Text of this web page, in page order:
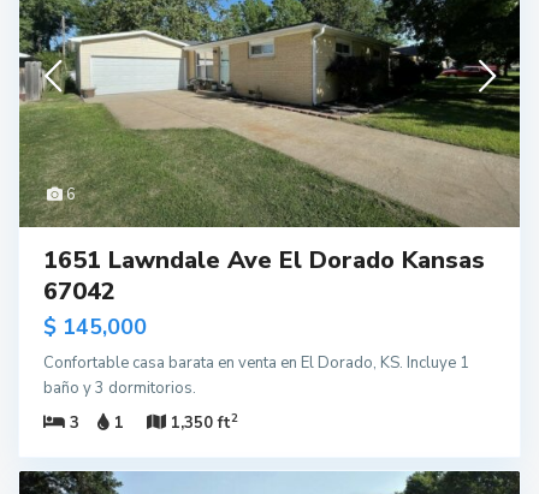
6
1651 Lawndale Ave El Dorado Kansas
67042
$ 145,000
Confortable casa barata en venta en El Dorado, KS. Incluye 1
baño y 3 dormitorios.
3
1 1,350 ft2